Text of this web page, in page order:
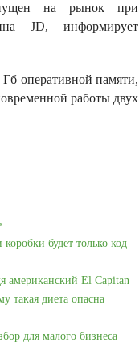
на рынок при
JD, информирует
оперативной памяти,
работы двух
будет только код
американский El Capitan
такая диета опасна
для малого бизнеса